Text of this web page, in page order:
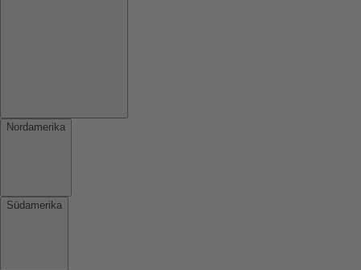
Nordamerika
Südamerika